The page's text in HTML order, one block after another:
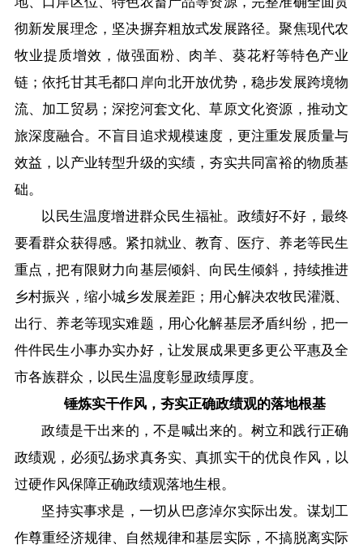
彻新发展理念，坚决摒弃粗放式发展路径。聚焦现代农
牧业提质增效，做强面粉、肉羊、葵花籽等特色产业
链；依托甘其毛都口岸向北开放优势，稳步发展跨境物
流、加工贸易；深挖河套文化、草原文化资源，推动文
旅深度融合。不盲目追求规模速度，更注重发展质量与
效益，以产业转型升级的实绩，夯实共同富裕的物质基
础。
以民生温度增进群众民生福祉。政绩好不好，最终
要看群众获得感。紧扣就业、教育、医疗、养老等民生
重点，把有限财力向基层倾斜、向民生倾斜，持续推进
乡村振兴，缩小城乡发展差距；用心解决农牧民灌溉、
出行、养老等现实难题，用心化解基层矛盾纠纷，把一
件件民生小事办实办好，让发展成果更多更公平惠及全
市各族群众，以民生温度彰显政绩厚度。
锤炼实干作风，夯实正确政绩观的落地根基
政绩是干出来的，不是喊出来的。树立和践行正确
政绩观，必须弘扬求真务实、真抓实干的优良作风，以
过硬作风保障正确政绩观落地生根。
坚持实事求是，一切从巴彦淖尔实际出发。谋划工
作尊重经济规律、自然规律和基层实际，不搞脱离实际